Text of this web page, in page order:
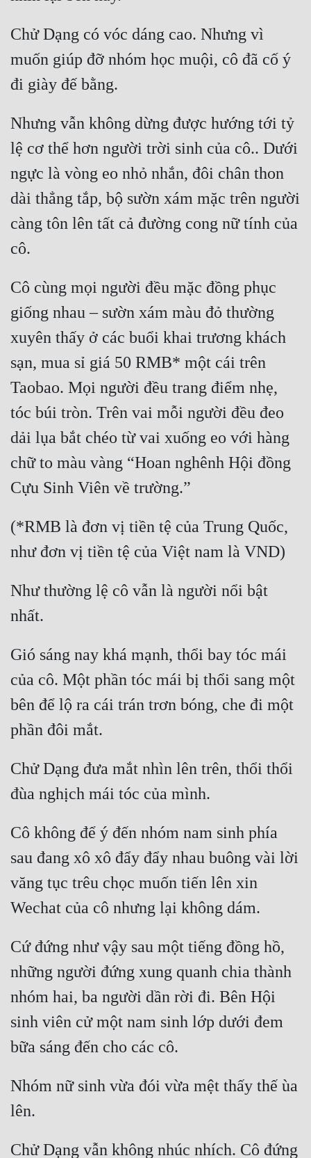
Đẹp
Đẹp Hiệp
Tính Cách Nhân Vật :
Cơ Trí
Sát Phạt Quyết Đoán
Vô Sỉ
Điềm Đạm
Chử Dạng có vóc dáng cao. Nhưng vì
muốn giúp đỡ nhóm học muội, cô đã cố ý
đi giày đế bằng.
Nhưng vẫn không dừng được hướng tới tỷ
lệ cơ thể hơn người trời sinh của cô.. Dưới
ngực là vòng eo nhỏ nhắn, đôi chân thon
dài thẳng tắp, bộ sườn xám mặc trên người
càng tôn lên tất cả đường cong nữ tính của
cô.
Cô cùng mọi người đều mặc đồng phục
giống nhau – sườn xám màu đỏ thường
xuyên thấy ở các buổi khai trương khách
sạn, mua sỉ giá 50 RMB* một cái trên
Taobao. Mọi người đều trang điểm nhẹ,
tóc búi tròn. Trên vai mỗi người đều đeo
dải lụa bắt chéo từ vai xuống eo với hàng
chữ to màu vàng “Hoan nghênh Hội đồng
Cựu Sinh Viên về trường.”
(*RMB là đơn vị tiền tệ của Trung Quốc,
như đơn vị tiền tệ của Việt nam là VND)
Như thường lệ cô vẫn là người nổi bật
nhất.
Gió sáng nay khá mạnh, thổi bay tóc mái
của cô. Một phần tóc mái bị thổi sang một
bên để lộ ra cái trán trơn bóng, che đi một
phần đôi mắt.
Chử Dạng đưa mắt nhìn lên trên, thổi thổi
đùa nghịch mái tóc của mình.
Cô không để ý đến nhóm nam sinh phía
sau đang xô xô đẩy đẩy nhau buông vài lời
văng tục trêu chọc muốn tiến lên xin
Wechat của cô nhưng lại không dám.
Cứ đứng như vậy sau một tiếng đồng hồ,
những người đứng xung quanh chia thành
nhóm hai, ba người dần rời đi. Bên Hội
sinh viên cử một nam sinh lớp dưới đem
bữa sáng đến cho các cô.
Nhóm nữ sinh vừa đói vừa mệt thấy thế ùa
lên.
Chử Dạng vẫn không nhúc nhích. Cô đứng